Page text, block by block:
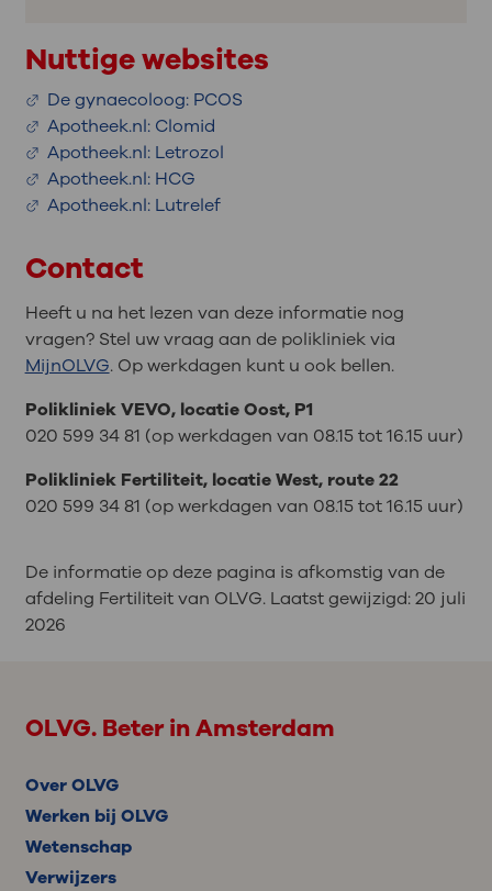
Nuttige websites
De gynaecoloog: PCOS
Apotheek.nl: Clomid
Apotheek.nl: Letrozol
Apotheek.nl: HCG
Apotheek.nl: Lutrelef
Contact
Heeft u na het lezen van deze informatie nog
vragen? Stel uw vraag aan de polikliniek via
MijnOLVG. Op werkdagen kunt u ook bellen.
Polikliniek VEVO, locatie Oost, P1
020 599 34 81 (op werkdagen van 08.15 tot 16.15 uur)
Polikliniek Fertiliteit, locatie West, route 22
020 599 34 81 (op werkdagen van 08.15 tot 16.15 uur)
De informatie op deze pagina is afkomstig van de
afdeling Fertiliteit van OLVG. Laatst gewijzigd:20 juli
2026
OLVG. Beter in Amsterdam
Over OLVG
Werken bij OLVG
Wetenschap
Verwijzers